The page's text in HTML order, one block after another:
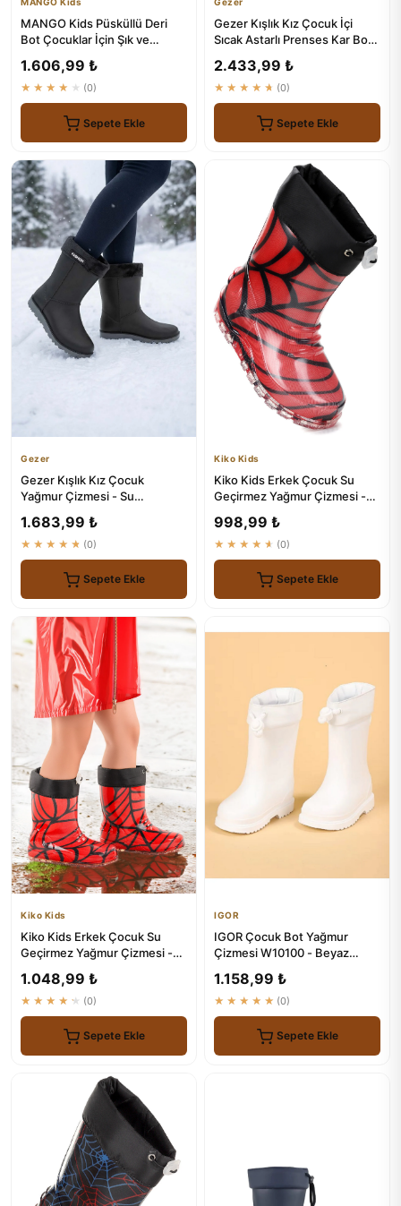
MANGO Kids
MANGO Kids Püsküllü Deri
Bot Çocuklar İçin Şık ve
1.606,99 ₺
★★★★★ (0)
Sepete Ekle
Gezer
Gezer Kışlık Kız Çocuk İçi
Sıcak Astarlı Prenses Kar Bot
2.433,99 ₺
★★★★★ (0)
Sepete Ekle
Gezer
Gezer Kışlık Kız Çocuk
Yağmur Çizmesi - Su
1.683,99 ₺
★★★★★ (0)
Sepete Ekle
Kiko Kids
Kiko Kids Erkek Çocuk Su
Geçirmez Yağmur Çizmesi -
998,99 ₺
★★★★★ (0)
Sepete Ekle
Kiko Kids
Kiko Kids Erkek Çocuk Su
Geçirmez Yağmur Çizmesi -
1.048,99 ₺
★★★★★ (0)
Sepete Ekle
IGOR
IGOR Çocuk Bot Yağmur
Çizmesi W10100 - Beyaz
1.158,99 ₺
★★★★★ (0)
Sepete Ekle